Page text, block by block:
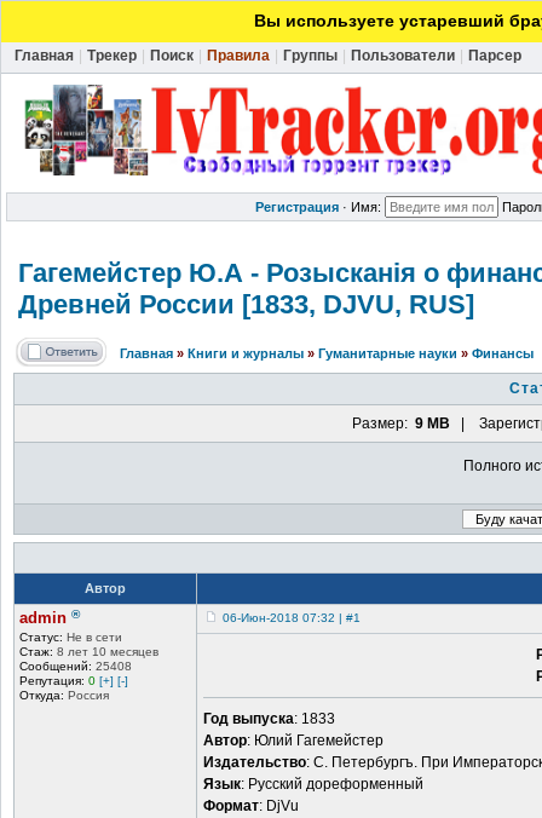
Вы используете устаревший
Главная Трекер Поиск Правила Группы Пользователи Парсер
Регистрация · Имя:
Гагемейстер Ю.А - Розысканія о
Древней России [1833, DJVU, RUS]
Главная » Книги и журналы » Гуманитарные науки » Финансы
Размер: 9 MB |
Полного
Автор
admin ®
Статус: Не в сети
Стаж: 8 лет 10 месяцев
Сообщений: 25408
Репутация: 0 [+] [-]
Откуда: Россия
06-Июн-2018 07:32 | #1
Год выпуска: 1833
Автор: Юлий Гагемейстер
Издательство: С. Петербургъ. При
Язык: Русский дореформенный
Формат: DjVu